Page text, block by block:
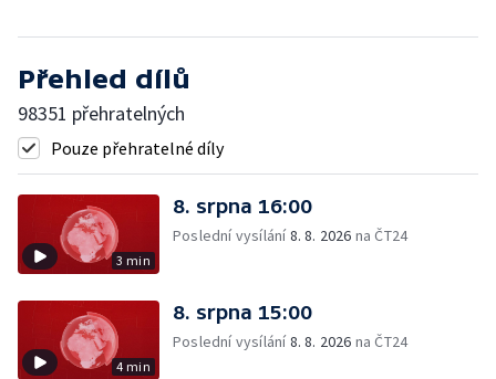
Přehled dílů
98351 přehratelných
Pouze přehratelné díly
3 min
8. srpna 16:00
Poslední vysílání8. 8. 2026 na ČT24
4 min
8. srpna 15:00
Poslední vysílání8. 8. 2026 na ČT24